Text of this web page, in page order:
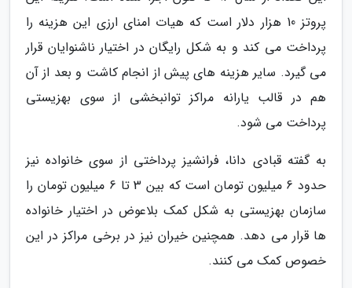
پروتز 10 هزار دلار است که هیات امنای ارزی این هزینه را
پرداخت می کند و به شکل رایگان در اختیار ناشنوایان قرار
می گیرد. سایر هزینه های پیش از انجام کاشت و بعد از آن
هم در قالب یارانه مراکز توانبخشی از سوی بهزیستی
پرداخت می شود.
به گفته قبادی دانا، فرانشیز پرداختی از سوی خانواده نیز
حدود 6 میلیون تومان است که بین 3 تا 6 میلیون تومان را
سازمان بهزیستی به شکل کمک بلاعوض در اختیار خانواده
ها قرار می دهد. همچنین خیران نیز در برخی مراکز در این
خصوص کمک می کنند.